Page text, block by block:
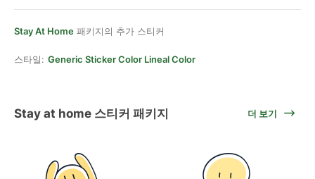
Stay At Home 패키지의 추가 스티커
스타일: Generic Sticker Color Lineal Color
Stay at home 스티커 패키지 더 보기